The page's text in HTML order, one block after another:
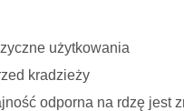
użytkowania
kradzieży
odporna na rdzę jest